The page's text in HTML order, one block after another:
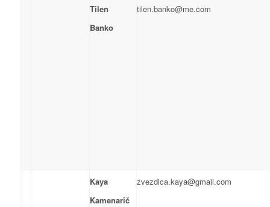
Tilen
Banko
tilen.banko@me.com
Kaya
Kamenarič
zvezdica.kaya@gmail.com